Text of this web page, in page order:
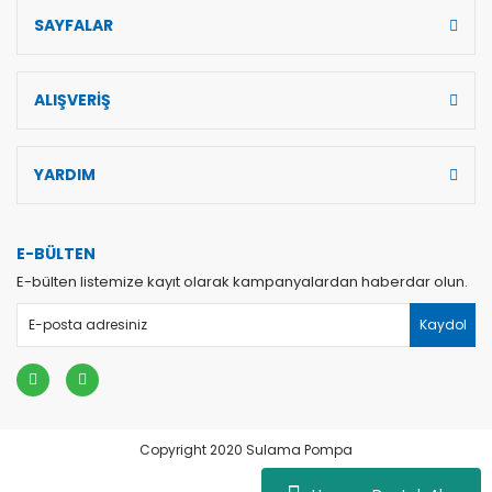
SAYFALAR
ALIŞVERİŞ
YARDIM
E-BÜLTEN
E-bülten listemize kayıt olarak kampanyalardan haberdar olun.
Kaydol
Copyright 2020 Sulama Pompa